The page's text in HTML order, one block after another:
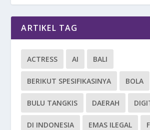
ARTIKEL TAG
ACTRESS AI BALI
BERIKUT SPESIFIKASINYA BOLA
BULU TANGKIS DAERAH
DI INDONESIA EMAS ILEGAL